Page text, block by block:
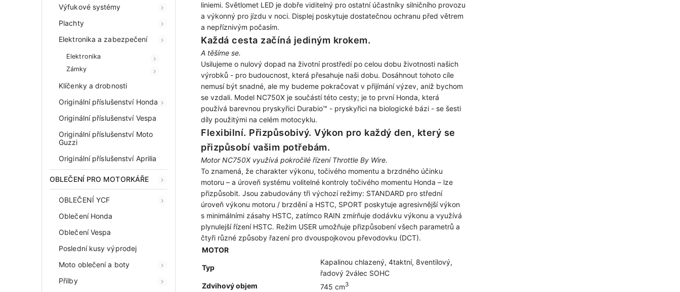
Výfukové systémy
Plachty
Elektronika a zabezpečení
Elektronika
Zámky
Klíčenky a drobnosti
Originální příslušenství Honda
Originální příslušenství Vespa
Originální příslušenství Moto
Guzzi
Originální příslušenství Aprilia
OBLEČENÍ PRO MOTORKÁŘE
OBLEČENÍ YCF
Oblečení Honda
Oblečení Vespa
Poslední kusy výprodej
Moto oblečení a boty
Přilby
liniemi. Světlomet LED je dobře viditelný pro ostatní účastníky silničního provozu
a výkonný pro jízdu v noci. Displej poskytuje dostatečnou ochranu před větrem
a nepříznivým počasím.
Každá cesta začíná jediným krokem.
A těšíme se.
Usilujeme o nulový dopad na životní prostředí po celou dobu životnosti našich
výrobků - pro budoucnost, která přesahuje naši dobu. Dosáhnout tohoto cíle
nemusí být snadné, ale my budeme pokračovat v přijímání výzev, aniž bychom
se vzdali. Model NC750X je součástí této cesty; je to první Honda, která
používá barevnou pryskyřici Durabio™ - pryskyřici na biologické bázi - se šesti
díly použitými na celém motocyklu.
Flexibilní. Přizpůsobivý. Výkon pro každý den, který se
přizpůsobí vašim potřebám.
Motor NC750X využívá pokročilé řízení Throttle By Wire.
To znamená, že charakter výkonu, točivého momentu a brzdného účinku
motoru – a úroveň systému volitelné kontroly točivého momentu Honda – lze
přizpůsobit. Jsou zabudovány tři výchozí režimy: STANDARD pro střední
úroveň výkonu motoru / brzdění a HSTC, SPORT poskytuje agresivnější výkon
s minimálními zásahy HSTC, zatímco RAIN zmírňuje dodávku výkonu a využívá
plynulejší řízení HSTC. Režim USER umožňuje přizpůsobení všech parametrů a
čtyři různé způsoby řazení pro dvouspojkovou převodovku (DCT).
MOTOR
Typ
Kapalinou chlazený, 4taktní, 8ventilový,
řadový 2válec SOHC
Zdvihový objem
745 cm3